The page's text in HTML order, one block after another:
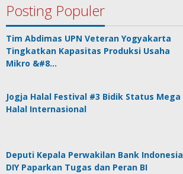
Posting Populer
Tim Abdimas UPN Veteran Yogyakarta
Tingkatkan Kapasitas Produksi Usaha
Mikro &#8…
Jogja Halal Festival #3 Bidik Status Mega
Halal Internasional
Deputi Kepala Perwakilan Bank Indonesia
DIY Paparkan Tugas dan Peran BI